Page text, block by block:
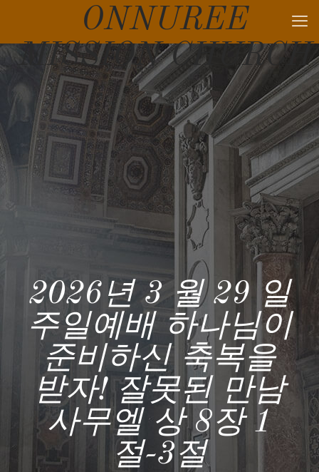
ONNUREE
MISSION CHURCH
2026년 3 월 29 일
주일예배 하나님이
준비하신 축복을
받자! 잘못된 만남
사무엘 상 8장 1
절-3절